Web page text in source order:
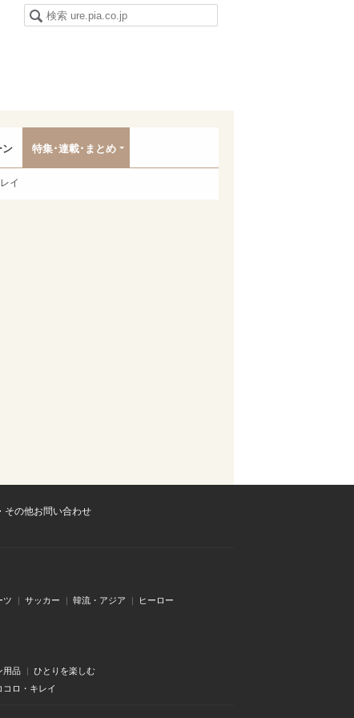
ン 特集･連載･まとめ
イ
その他お問い合わせ
ツ サッカー 韓流・アジア ヒーロー
用品 ひとりを楽しむ
ロ・キレイ